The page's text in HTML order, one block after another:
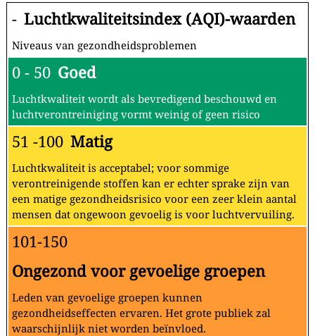
- Luchtkwaliteitsindex (AQI)-waarden
Niveaus van gezondheidsproblemen
0 - 50 Goed
Luchtkwaliteit wordt als bevredigend beschouwd en
luchtverontreiniging vormt weinig of geen risico
51 -100 Matig
Luchtkwaliteit is acceptabel; voor sommige
verontreinigende stoffen kan er echter sprake zijn van
een matige gezondheidsrisico voor een zeer klein aantal
mensen dat ongewoon gevoelig is voor luchtvervuiling.
101-150
Ongezond voor gevoelige groepen
Leden van gevoelige groepen kunnen
gezondheidseffecten ervaren. Het grote publiek zal
waarschijnlijk niet worden beïnvloed.